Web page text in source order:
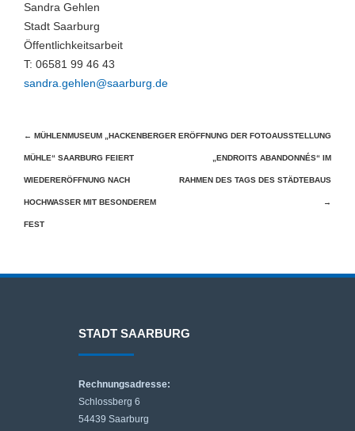
Sandra Gehlen
Stadt Saarburg
Öffentlichkeitsarbeit
T: 06581 99 46 43
sandra.gehlen@saarburg.de
Beitragsnavigation
← MÜHLENMUSEUM „HACKENBERGER
MÜHLE“ SAARBURG FEIERT
WIEDERERÖFFNUNG NACH
HOCHWASSER MIT BESONDEREM
FEST
ERÖFFNUNG DER FOTOAUSSTELLUNG
„ENDROITS ABANDONNÉS“ IM
RAHMEN DES TAGS DES STÄDTEBAUS
→
STADT SAARBURG
Rechnungsadresse:
Schlossberg 6
54439 Saarburg